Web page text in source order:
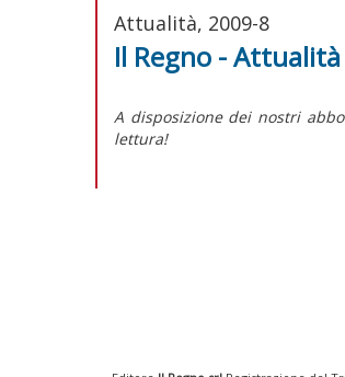
Attualità, 2009-8
Il Regno -
A disposizione dei nostri
lettura!